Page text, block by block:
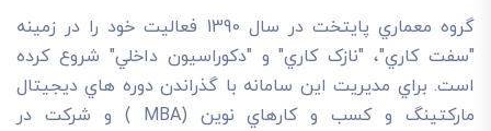
گروه معماري پايتخت در سال 1390 فعاليت خود را در زمينه
"سفت کاري"، "نازک کاري" و "دکوراسيون داخلي" شروع کرده
است. براي مديريت اين سامانه با گذراندن دوره هاي ديجيتال
مارکتينگ و کسب و کارهاي نوين (MBA ) و شرکت در